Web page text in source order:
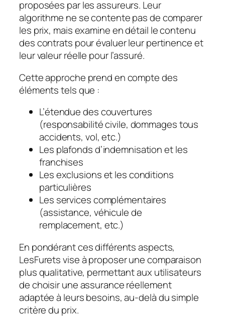
proposées par les assureurs. Leur
algorithme ne se contente pas de comparer
les prix, mais examine en détail le contenu
des contrats pour évaluer leur pertinence et
leur valeur réelle pour l’assuré.
Cette approche prend en compte des
éléments tels que :
L’étendue des couvertures
(responsabilité civile, dommages tous
accidents, vol, etc.)
Les plafonds d’indemnisation et les
franchises
Les exclusions et les conditions
particulières
Les services complémentaires
(assistance, véhicule de
remplacement, etc.)
En pondérant ces différents aspects,
LesFurets vise à proposer une comparaison
plus qualitative, permettant aux utilisateurs
de choisir une assurance réellement
adaptée à leurs besoins, au-delà du simple
critère du prix.